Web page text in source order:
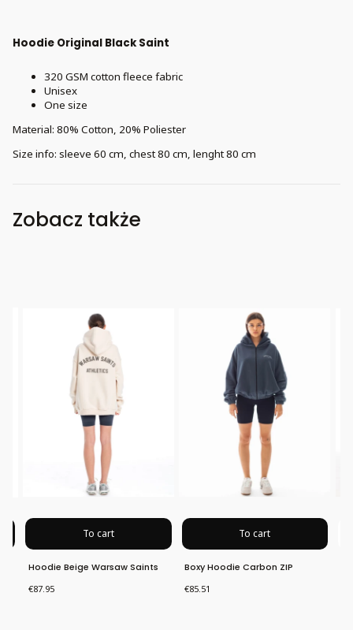
Hoodie Original Black Saint
320 GSM cotton fleece fabric
Unisex
One size
Material: 80% Cotton, 20% Poliester
Size info: sleeve 60 cm, chest 80 cm, lenght 80 cm
Zobacz także
To cart
Hoodie Beige Warsaw Saints
Price
€87.95
To cart
Boxy Hoodie Carbon ZIP
Price
€85.51